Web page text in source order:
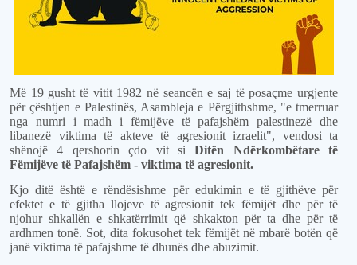
Më 19 gusht të vitit 1982 në seancën e saj të posaçme urgjente
për çështjen e Palestinës, Asambleja e Përgjithshme, "e tmerruar
nga numri i madh i fëmijëve të pafajshëm palestinezë dhe
libanezë viktima të akteve të agresionit izraelit", vendosi ta
shënojë 4 qershorin çdo vit siDitën Ndërkombëtare të
Fëmijëve të Pafajshëm - viktima të agresionit.
Kjo ditë është e rëndësishme për edukimin e të gjithëve për
efektet e të gjitha llojeve të agresionit tek fëmijët dhe për të
njohur shkallën e shkatërrimit që shkakton për ta dhe për të
ardhmen tonë. Sot, dita fokusohet tek fëmijët në mbarë botën që
janë viktima të pafajshme të dhunës dhe abuzimit.